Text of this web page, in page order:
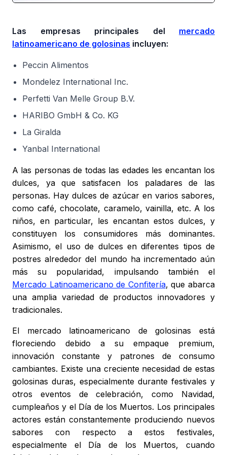
Las empresas principales del mercado
latinoamericano de golosinas incluyen:
Peccin Alimentos
Mondelez International Inc.
Perfetti Van Melle Group B.V.
HARIBO GmbH & Co. KG
La Giralda
Yanbal International
A las personas de todas las edades les encantan los
dulces, ya que satisfacen los paladares de las
personas. Hay dulces de azúcar en varios sabores,
como café, chocolate, caramelo, vainilla, etc. A los
niños, en particular, les encantan estos dulces, y
constituyen los consumidores más dominantes.
Asimismo, el uso de dulces en diferentes tipos de
postres alrededor del mundo ha incrementado aún
más su popularidad, impulsando también el
Mercado Latinoamericano de Confitería, que abarca
una amplia variedad de productos innovadores y
tradicionales.
El mercado latinoamericano de golosinas está
floreciendo debido a su empaque premium,
innovación constante y patrones de consumo
cambiantes. Existe una creciente necesidad de estas
golosinas duras, especialmente durante festivales y
otros eventos de celebración, como Navidad,
cumpleaños y el Día de los Muertos. Los principales
actores están constantemente produciendo nuevos
sabores con respecto a estos festivales,
especialmente el Día de los Muertos, cuando